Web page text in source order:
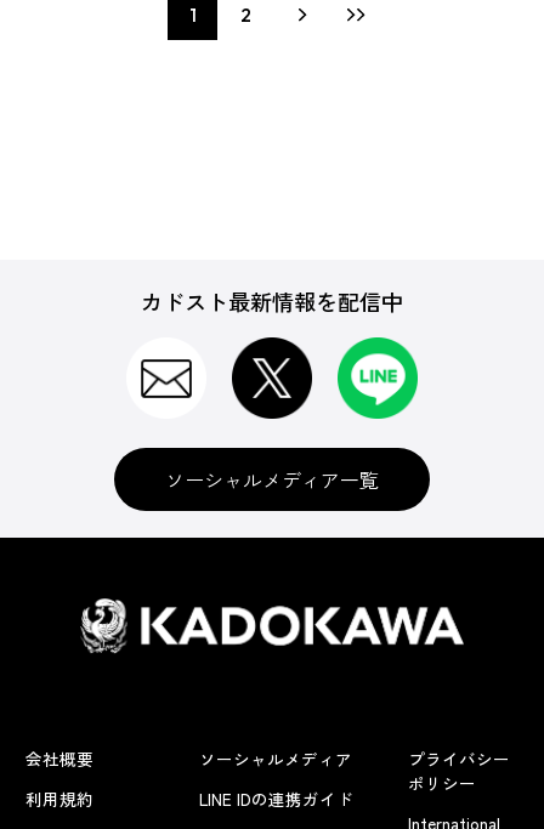
1 2
カドスト最新情報を配信中
ソーシャルメディア一覧
会社概要
利用規約
ソーシャルメディア
LINE IDの連携ガイド
プライバシー
ポリシー
International